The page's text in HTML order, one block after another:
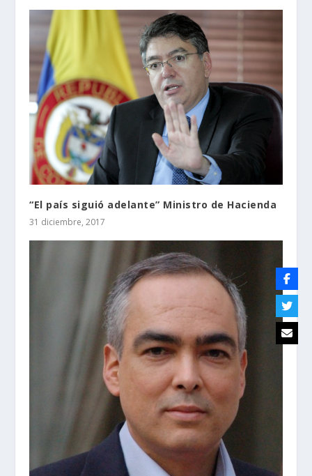
“El país siguió adelante” Ministro de Hacienda
31 diciembre, 2017